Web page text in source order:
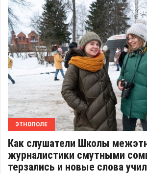
ЭТНОПОЛЕ
Как слушатели Школы
журналистики смутными
терзались и новые слова